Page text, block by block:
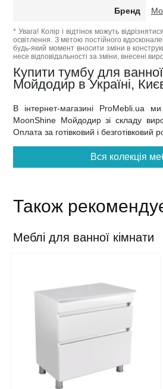
Бренд
* Увага! Колір і відтінок можуть
освітлення. З метою постійного
будь-який момент вносити зміни в
несе відповідальності за зміни, внесені
Купити тумбу для
Мойдодир в Україні,
В інтернет-магазині ProMebli.ua
MoonShine Мойдодир зі складу
Оплата за готівковий і
Вся колекція
Також
Меблі для ванної кімнати